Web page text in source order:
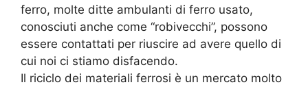
ferro, molte ditte ambulanti di ferro usato,
conosciuti anche come “robivecchi”, possono
essere contattati per riuscire ad avere quello di
cui noi ci stiamo disfacendo.
Il riciclo dei materiali ferrosi è un mercato molto